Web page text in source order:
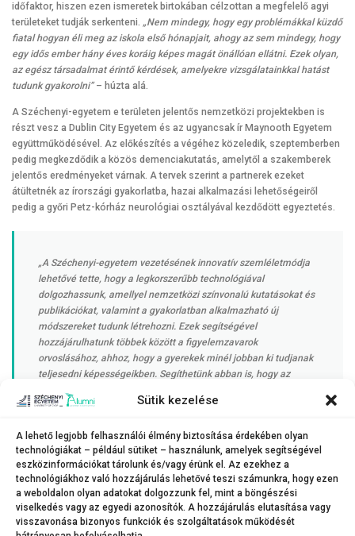
Sütik kezelése
A lehető legjobb felhasználói élmény biztosítása érdekében olyan
technológiákat – például sütiket – használunk, amelyek segítségével
eszközinformációkat tárolunk és/vagy érünk el. Az ezekhez a
technológiákhoz való hozzájárulás lehetővé teszi számunkra, hogy ezen
a weboldalon olyan adatokat dolgozzunk fel, mint a böngészési
viselkedés vagy az egyedi azonosítók. A hozzájárulás elutasítása vagy
visszavonása bizonyos funkciók és szolgáltatások működését
időfaktor, hiszen ezen ismeretek birtokában célzottan a megfelelő agyi
területeket tudják serkenteni. „Nem mindegy, hogy egy problémákkal küzdő
fiatal hogyan éli meg az iskola első hónapjait, ahogy az sem mindegy, hogy
egy idős ember hány éves koráig képes magát önállóan ellátni. Ezek olyan,
az egész társadalmat érintő kérdések, amelyekre vizsgálatainkkal hatást
tudunk gyakorolni”– húzta alá.
A Széchenyi-egyetem e területen jelentős nemzetközi projektekben is
részt vesz a Dublin City Egyetem és az ugyancsak ír Maynooth Egyetem
együttműködésével. Az előkészítés a végéhez közeledik, szeptemberben
pedig megkezdődik a közös demenciakutatás, amelytől a szakemberek
jelentős eredményeket várnak. A tervek szerint a partnerek ezeket
átültetnék az írországi gyakorlatba, hazai alkalmazási lehetőségeiről
pedig a győri Petz-kórház neurológiai osztályával kezdődött egyeztetés.
„A Széchenyi-egyetem vezetésének innovatív szemléletmódja
lehetővé tette, hogy a legkorszerűbb technológiával
dolgozhassunk, amellyel nemzetközi színvonalú kutatásokat és
publikációkat, valamint a gyakorlatban alkalmazható új
módszereket tudunk létrehozni. Ezek segítségével
hozzájárulhatunk többek között a figyelemzavarok
orvoslásához, ahhoz, hogy a gyerekek minél jobban ki tudjanak
teljesedni képességeikben. Segíthetünk abban is, hogy az
és felderíthetjük például, hogy az idegrendszer mely területét
enyhítéséért”
– összegezte dr. Stephens-Sarlós Erzsébet.